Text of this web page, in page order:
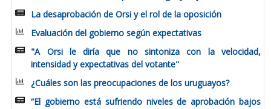
La desaprobación de Orsi y el rol de la oposición
Evaluación del gobierno según expectativas
"A Orsi le diría que no sintoniza con la velocidad,
intensidad y expectativas del votante"
¿Cuáles son las preocupaciones de los uruguayos?
“El gobierno está sufriendo niveles de aprobación bajos